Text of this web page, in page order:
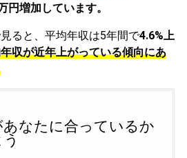
円増加しています。
ると、平均年収は5年間で4.6%上
収が近年上がっている傾向にあ
なたに合っているか